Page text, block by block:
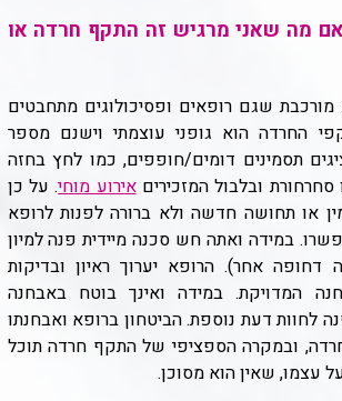
מה שאני מרגיש זה התקף חרדה או
שגם רופאים ופסיכולוגים מתחבטים
החרדה הוא גופני עוצמתי וישנם מספר
תסמינים דומים/חופפים, כמו לחץ בחזה
סחרחורת ובלבול המזכיריםאירוע מוחי. על כן
או תחושה חדשה ולא ברורה לפנות לרופא
במידה ואתה חש סכנה מיידית פנה למיון
אחר). הרופא יערוך ראיון ובדיקות
המדויקת. במידה ואינך בוטח באבחנה
לחוות דעת נוספת. הביטחון ברופא ואבחנתו
ובמקרה הספציפי של התקף חרדה תוכל
עצמו, שאין הוא מסוכן.